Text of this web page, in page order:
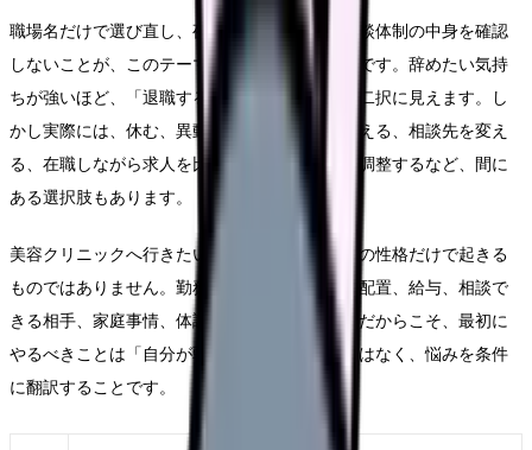
職場名だけで選び直し、夜勤・人員・教育・相談体制の中身を確認
しないことが、このテーマの一番大きなリスクです。辞めたい気持
ちが強いほど、「退職するか、我慢するか」の二択に見えます。し
かし実際には、休む、異動する、勤務形態を変える、相談先を変え
る、在職しながら求人を比較する、退職時期を調整するなど、間に
ある選択肢もあります。
美容クリニックへ行きたいという悩みは、本人の性格だけで起きる
ものではありません。勤務表、教育体制、人員配置、給与、相談で
きる相手、家庭事情、体調の波が重なります。だからこそ、最初に
やるべきことは「自分が弱い」と決めることではなく、悩みを条件
に翻訳することです。